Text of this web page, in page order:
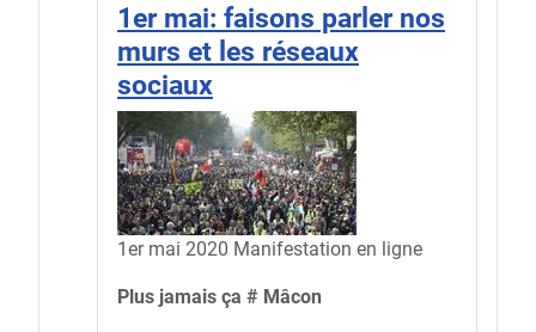
1er mai: faisons parler nos
murs et les réseaux
sociaux
1er mai 2020 Manifestation en ligne
Plus jamais ça # Mâcon